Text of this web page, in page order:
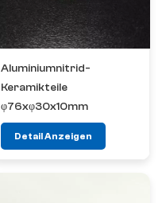
Aluminiumnitrid-
Keramikteile
φ76xφ30x10mm
Detail Anzeigen